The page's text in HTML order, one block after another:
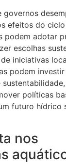
governos
efeitos do ciclo
podem adotar
escolhas
iniciativas
podem
políticas
futuro hídrico
nos